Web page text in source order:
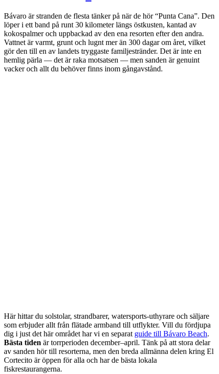
Bávaro är stranden de flesta tänker på när de hör “Punta Cana”. Den
löper i ett band på runt 30 kilometer längs östkusten, kantad av
kokospalmer och uppbackad av den ena resorten efter den andra.
Vattnet är varmt, grunt och lugnt mer än 300 dagar om året, vilket
gör den till en av landets tryggaste familjestränder. Det är inte en
hemlig pärla — det är raka motsatsen — men sanden är genuint
vacker och allt du behöver finns inom gångavstånd.
Här hittar du solstolar, strandbarer, watersports-uthyrare och säljare
som erbjuder allt från flätade armband till utflykter. Vill du fördjupa
dig i just det här området har vi en separat guide till Bávaro Beach.
Bästa tiden är torrperioden december–april. Tänk på att stora delar
av sanden hör till resorterna, men den breda allmänna delen kring El
Cortecito är öppen för alla och har de bästa lokala
fiskrestaurangerna.